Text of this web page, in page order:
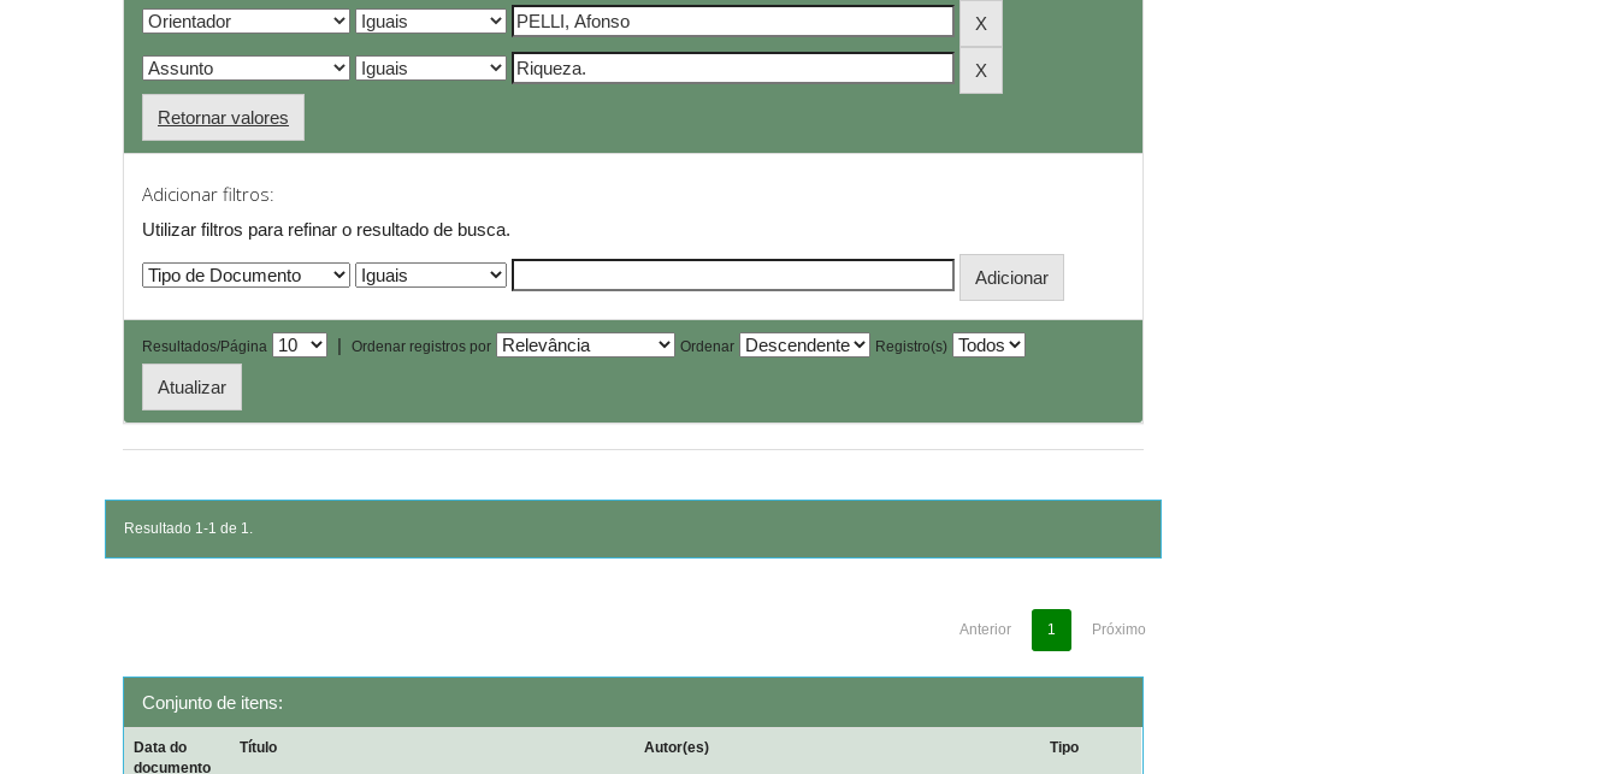
Retornar valores
Adicionar filtros:
Utilizar filtros para refinar o resultado de busca.
Resultados/Página | Ordenar registros por Ordenar Registro(s)
Resultado 1-1 de 1.
Anterior 1 Próximo
Conjunto de itens:
Data do
documento
Título Autor(es) Tipo